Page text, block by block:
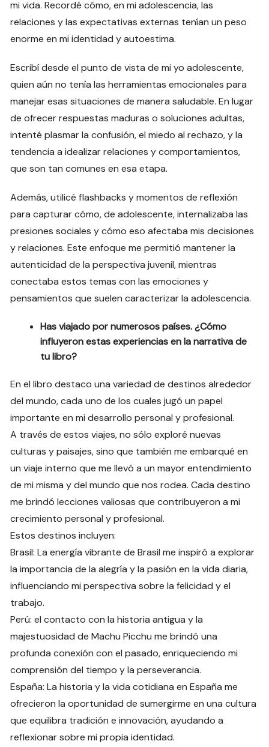
mi vida. Recordé cómo, en mi adolescencia, las
relaciones y las expectativas externas tenían un peso
enorme en mi identidad y autoestima.
Escribí desde el punto de vista de mi yo adolescente,
quien aún no tenía las herramientas emocionales para
manejar esas situaciones de manera saludable. En lugar
de ofrecer respuestas maduras o soluciones adultas,
intenté plasmar la confusión, el miedo al rechazo, y la
tendencia a idealizar relaciones y comportamientos,
que son tan comunes en esa etapa.
Además, utilicé flashbacks y momentos de reflexión
para capturar cómo, de adolescente, internalizaba las
presiones sociales y cómo eso afectaba mis decisiones
y relaciones. Este enfoque me permitió mantener la
autenticidad de la perspectiva juvenil, mientras
conectaba estos temas con las emociones y
pensamientos que suelen caracterizar la adolescencia.
Has viajado por numerosos países. ¿Cómo
influyeron estas experiencias en la narrativa de
tu libro?
En el libro destaco una variedad de destinos alrededor
del mundo, cada uno de los cuales jugó un papel
importante en mi desarrollo personal y profesional.
A través de estos viajes, no sólo exploré nuevas
culturas y paisajes, sino que también me embarqué en
un viaje interno que me llevó a un mayor entendimiento
de mi misma y del mundo que nos rodea. Cada destino
me brindó lecciones valiosas que contribuyeron a mi
crecimiento personal y profesional.
Estos destinos incluyen:
Brasil: La energía vibrante de Brasil me inspiró a explorar
la importancia de la alegría y la pasión en la vida diaria,
influenciando mi perspectiva sobre la felicidad y el
trabajo.
Perú: el contacto con la historia antigua y la
majestuosidad de Machu Picchu me brindó una
profunda conexión con el pasado, enriqueciendo mi
comprensión del tiempo y la perseverancia.
España: La historia y la vida cotidiana en España me
ofrecieron la oportunidad de sumergirme en una cultura
que equilibra tradición e innovación, ayudando a
reflexionar sobre mi propia identidad.